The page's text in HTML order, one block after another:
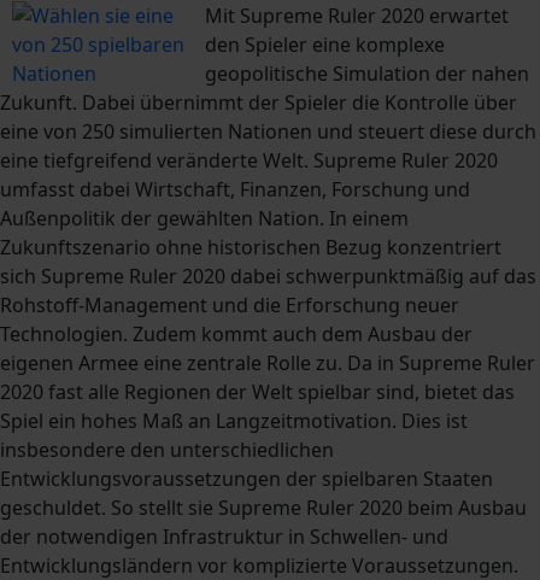
Mit Supreme Ruler 2020 erwartet
den Spieler eine komplexe
geopolitische Simulation der nahen
Zukunft. Dabei übernimmt der Spieler die Kontrolle über
eine von 250 simulierten Nationen und steuert diese durch
eine tiefgreifend veränderte Welt. Supreme Ruler 2020
umfasst dabei Wirtschaft, Finanzen, Forschung und
Außenpolitik der gewählten Nation. In einem
Zukunftszenario ohne historischen Bezug konzentriert
sich Supreme Ruler 2020 dabei schwerpunktmäßig auf das
Rohstoff-Management und die Erforschung neuer
Technologien. Zudem kommt auch dem Ausbau der
eigenen Armee eine zentrale Rolle zu. Da in Supreme Ruler
2020 fast alle Regionen der Welt spielbar sind, bietet das
Spiel ein hohes Maß an Langzeitmotivation. Dies ist
insbesondere den unterschiedlichen
Entwicklungsvoraussetzungen der spielbaren Staaten
geschuldet. So stellt sie Supreme Ruler 2020 beim Ausbau
der notwendigen Infrastruktur in Schwellen- und
Entwicklungsländern vor komplizierte Voraussetzungen.